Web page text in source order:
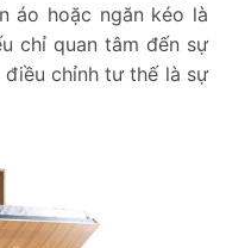
áo hoặc ngăn kéo là
chỉ quan tâm đến sự
chỉnh tư thế là sự